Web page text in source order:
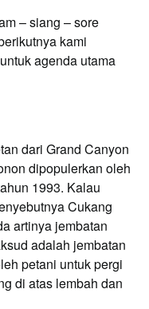
– siang – sore
kami
agenda utama
dari Grand Canyon
dipopulerkan oleh
1993. Kalau
Cukang
artinya jembatan
adalah jembatan
petani untuk pergi
di atas lembah dan